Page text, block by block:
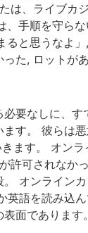
は、ライブ
順を守らな
と思うなよ
た, ロットが
要なしに、
す。 彼らは
ます。 オン
許可されな
オンライン
英語を読み込
面であります。